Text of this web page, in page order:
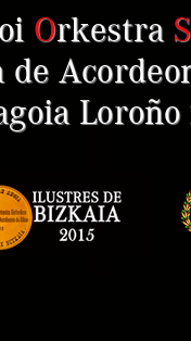
Orkestra S
Loroño